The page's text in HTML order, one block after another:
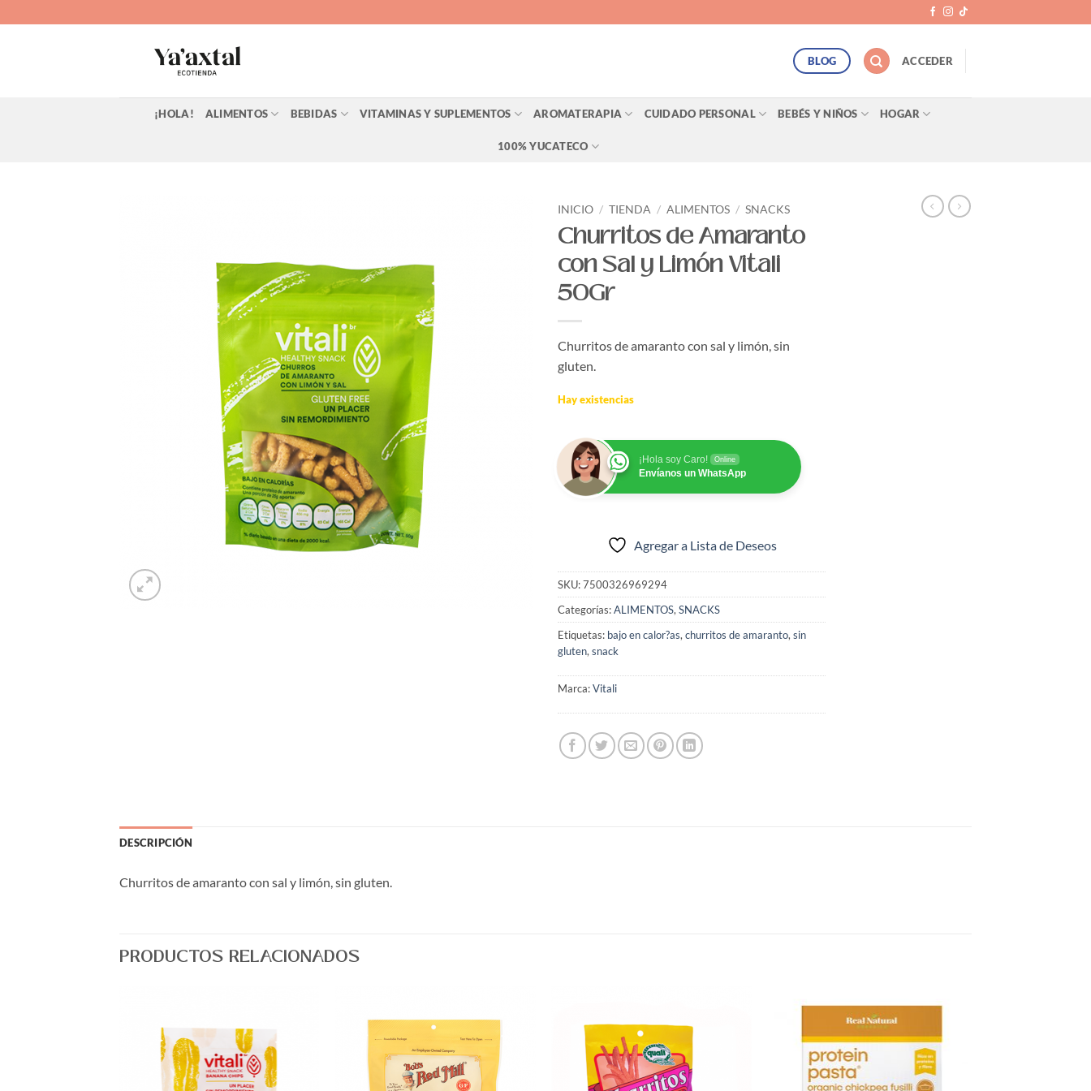
al
BLOG ACCEDER
¡HOLA! ALIMENTOS BEBIDAS VITAMINAS Y SUPLEMENTOS AROMATERAPIA CUIDADO PERSONAL BEBÉS Y NIÑOS HOGAR
100% YUCATECO
INICIO / TIENDA / ALIMENTOS / SNACKS
Churritos de Amaranto
con Sal y Limón Vitali
50Gr
Churritos de amaranto con sal y limón, sin
gluten.
Hay existencias
¡Hola soy Caro! Online
Envíanos un WhatsApp
Agregar a Lista de Deseos
SKU:7500326969294
Categorías:ALIMENTOS, SNACKS
Etiquetas: bajo en calor?as, churritos de amaranto, sin
gluten, snack
Marca:Vitali
DESCRIPCIÓN
Churritos de amaranto con sal y limón, sin gluten.
PRODUCTOS RELACIONADOS
a Lista
Deseos
a Lista
de
Deseos